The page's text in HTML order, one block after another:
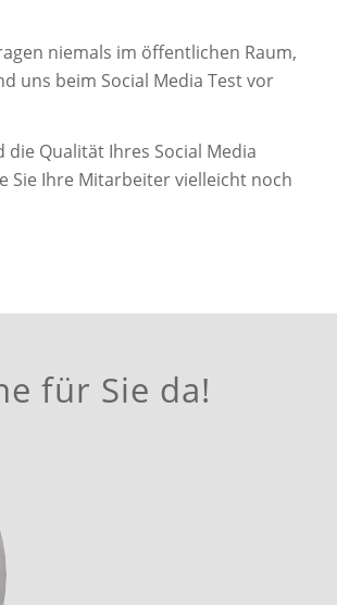
niemals im öffentlichen Raum,
uns beim Social Media Test vor
Qualität Ihres Social Media
Sie Ihre Mitarbeiter vielleicht noch
für Sie da!